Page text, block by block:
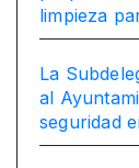
limpieza
La
al
seguridad